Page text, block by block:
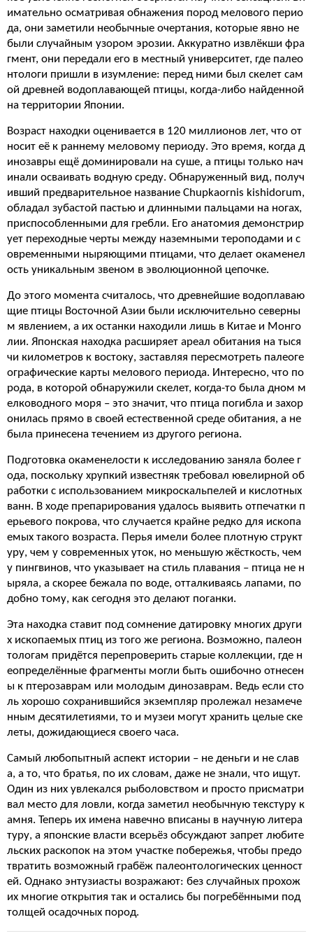
имательно осматривая обнажения пород мелового перио
да, они заметили необычные очертания, которые явно не
были случайным узором эрозии. Аккуратно извлёкши фра
гмент, они передали его в местный университет, где палео
нтологи пришли в изумление: перед ними был скелет сам
ой древней водоплавающей птицы, когда-либо найденной
на территории Японии.
Возраст находки оценивается в 120 миллионов лет, что от
носит её к раннему меловому периоду. Это время, когда д
инозавры ещё доминировали на суше, а птицы только нач
инали осваивать водную среду. Обнаруженный вид, получ
ивший предварительное название Chupkaornis kishidorum,
обладал зубастой пастью и длинными пальцами на ногах,
приспособленными для гребли. Его анатомия демонстрир
ует переходные черты между наземными тероподами и с
овременными ныряющими птицами, что делает окаменел
ость уникальным звеном в эволюционной цепочке.
До этого момента считалось, что древнейшие водоплаваю
щие птицы Восточной Азии были исключительно северны
м явлением, а их останки находили лишь в Китае и Монго
лии. Японская находка расширяет ареал обитания на тыся
чи километров к востоку, заставляя пересмотреть палеоге
ографические карты мелового периода. Интересно, что по
рода, в которой обнаружили скелет, когда-то была дном м
елководного моря – это значит, что птица погибла и захор
онилась прямо в своей естественной среде обитания, а не
была принесена течением из другого региона.
Подготовка окаменелости к исследованию заняла более г
ода, поскольку хрупкий известняк требовал ювелирной об
работки с использованием микроскальпелей и кислотных
ванн. В ходе препарирования удалось выявить отпечатки п
ерьевого покрова, что случается крайне редко для ископа
емых такого возраста. Перья имели более плотную структ
уру, чем у современных уток, но меньшую жёсткость, чем
у пингвинов, что указывает на стиль плавания – птица не н
ыряла, а скорее бежала по воде, отталкиваясь лапами, по
добно тому, как сегодня это делают поганки.
Эта находка ставит под сомнение датировку многих други
х ископаемых птиц из того же региона. Возможно, палеон
тологам придётся перепроверить старые коллекции, где н
еопределённые фрагменты могли быть ошибочно отнесен
ы к птерозаврам или молодым динозаврам. Ведь если сто
ль хорошо сохранившийся экземпляр пролежал незамече
нным десятилетиями, то и музеи могут хранить целые ске
леты, дожидающиеся своего часа.
Самый любопытный аспект истории – не деньги и не слав
а, а то, что братья, по их словам, даже не знали, что ищут.
Один из них увлекался рыболовством и просто присматри
вал место для ловли, когда заметил необычную текстуру к
амня. Теперь их имена навечно вписаны в научную литера
туру, а японские власти всерьёз обсуждают запрет любите
льских раскопок на этом участке побережья, чтобы предо
твратить возможный грабёж палеонтологических ценност
ей. Однако энтузиасты возражают: без случайных прохож
их многие открытия так и остались бы погребёнными под
толщей осадочных пород.